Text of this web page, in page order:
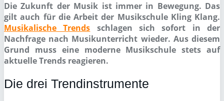
Die Zukunft der Musik ist immer in Bewegung. Das
gilt auch für die Arbeit der Musikschule Kling Klang.
Musikalische Trends schlagen sich sofort in der
Nachfrage nach Musikunterricht wieder. Aus diesem
Grund muss eine moderne Musikschule stets auf
aktuelle Trends reagieren.
Die drei Trendinstrumente